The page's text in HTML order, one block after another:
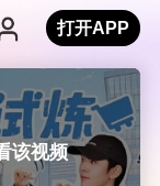
打开APP
该视频